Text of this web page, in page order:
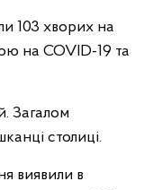
103 хворих на
на COVID-19 та
Загалом
столиці.
виявили в